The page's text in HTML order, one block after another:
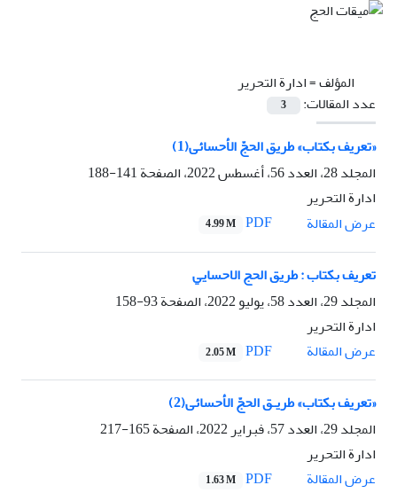
المؤلف =ادارة التحریر
عدد المقالات:
3
«تعريف بکتاب» طريق الحجّ الأحسائى(1)
المجلد 28، العدد 56، أغسطس 2022، الصفحة
141-188
ادارة التحریر
عرض المقالة
4.99 M
تعریف بکتاب : طریق الحج الاحسایي
المجلد 29، العدد 58، يوليو 2022، الصفحة
93-158
ادارة التحریر
عرض المقالة
2.05 M
«تعريف بکتاب» طريـق الحجّ الأحسائی(2)
المجلد 29، العدد 57، فبراير 2022، الصفحة
165-217
ادارة التحریر
عرض المقالة
1.63 M